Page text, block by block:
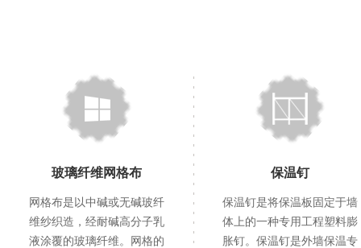
玻璃纤维网格布
网格布是以中碱或无碱玻纤
维纱织造，经耐碱高分子乳
液涂覆的玻璃纤维。网格的
保温钉
保温钉是将保温板固定于墙
体上的一种专用工程塑料膨
胀钉。保温钉是外墙保温专